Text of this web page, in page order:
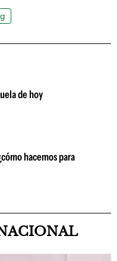
de hoy
hacemos para